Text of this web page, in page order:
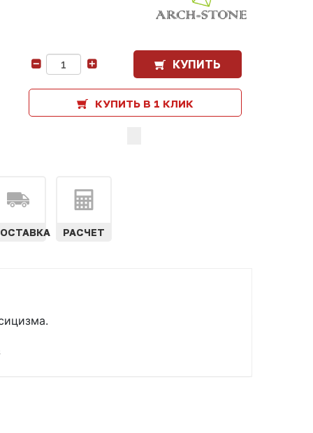
КУПИТЬ
КУПИТЬ В 1 КЛИК
РАСЧЕТ